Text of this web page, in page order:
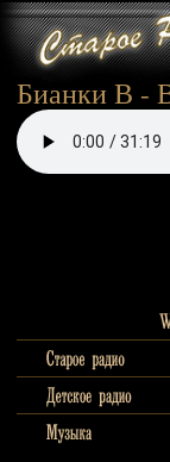
Бианки В -